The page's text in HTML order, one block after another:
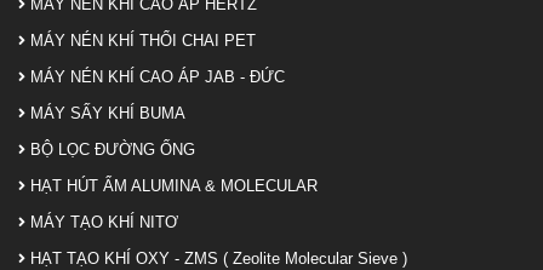
MÁY NÉN KHÍ CAO ÁP HERTZ
MÁY NÉN KHÍ THỔI CHAI PET
MÁY NÉN KHÍ CAO ÁP JAB - ĐỨC
MÁY SẤY KHÍ BUMA
BỘ LỌC ĐƯỜNG ỐNG
HẠT HÚT ẨM ALUMINA & MOLECULAR
MÁY TẠO KHÍ NITƠ
HẠT TẠO KHÍ OXY - ZMS ( Zeolite Molecular Sieve )